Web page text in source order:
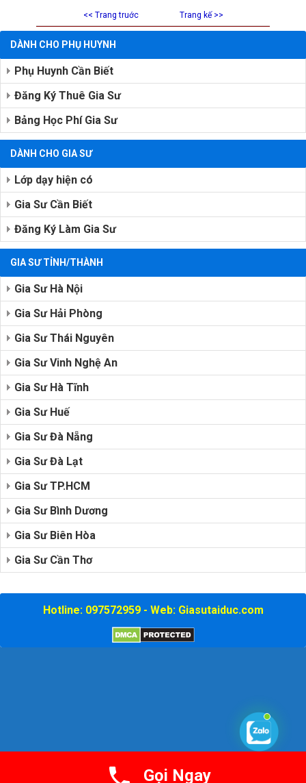
<< Trang truớc Trang kế >>
DÀNH CHO PHỤ HUYNH
Phụ Huynh Cần Biết
Đăng Ký Thuê Gia Sư
Bảng Học Phí Gia Sư
DÀNH CHO GIA SƯ
Lớp dạy hiện có
Gia Sư Cần Biết
Đăng Ký Làm Gia Sư
GIA SƯ TỈNH/THÀNH
Gia Sư Hà Nội
Gia Sư Hải Phòng
Gia Sư Thái Nguyên
Gia Sư Vinh Nghệ An
Gia Sư Hà Tĩnh
Gia Sư Huế
Gia Sư Đà Nẵng
Gia Sư Đà Lạt
Gia Sư TP.HCM
Gia Sư Bình Dương
Gia Sư Biên Hòa
Gia Sư Cần Thơ
Hotline: 097572959 - Web: Giasutaiduc.com
Gọi Ngay